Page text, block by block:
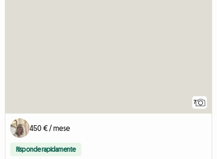
7
450 € / mese
Risponde rapidamente